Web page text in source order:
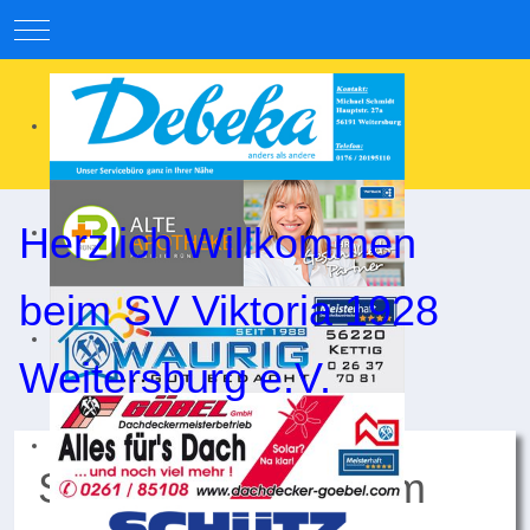
Mobile Menu Toggle
Herzlich Willkommen
beim SV Viktoria 1928
Weitersburg e.V.
Starke Leistung zum